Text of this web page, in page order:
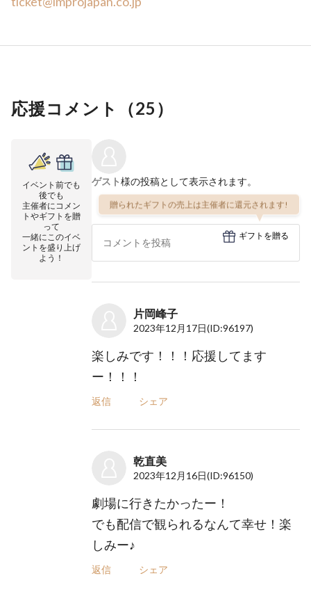
応援コメント（25 ）
イベント前でも
後でも
主催者にコメン
トやギフトを贈
って
一緒にこのイベ
ントを盛り上げ
よう！
ゲスト様の投稿として表示されます。
贈られたギフトの売上は主催者に還元されます!
ギフトを贈る
片岡峰子
2023年12月17日(ID:96197)
楽しみです！！！応援してます
ー！！！
返信 シェア
乾直美
2023年12月16日(ID:96150)
劇場に行きたかったー！
でも配信で観られるなんて幸せ！楽
しみー♪
返信 シェア